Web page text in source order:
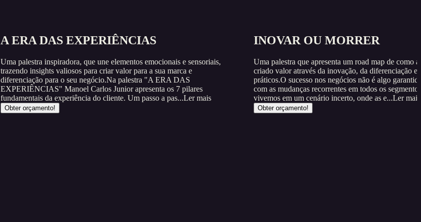
A ERA DAS EXPERIÊNCIAS
Uma palestra inspiradora, que une elementos emocionais e sensoriais,
trazendo insights valiosos para criar valor para a sua marca e
diferenciação para o seu negócio.Na palestra "A ERA DAS
EXPERIÊNCIAS" Manoel Carlos Junior apresenta os 7 pilares
fundamentais da experiência do cliente. Um passo a pas...Ler mais
Obter orçamento!
INOVAR OU MORRER
Uma palestra que apresenta um road map de como
criado valor através da inovação, da diferenciação e
práticos.O sucesso nos negócios não é algo
com as mudanças recorrentes em todos os
vivemos em um cenário incerto, onde as e...Ler mais
Obter orçamento!